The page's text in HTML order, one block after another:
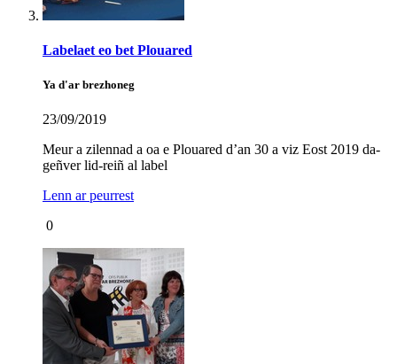
Labelaet eo bet Plouared
Ya d'ar brezhoneg
23/09/2019
Meur a zilennad a oa e Plouared d’an 30 a viz Eost 2019 da-
geñver lid-reiñ al label
Lenn ar peurrest
0